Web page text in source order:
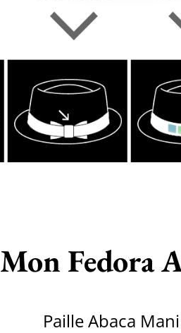
Mon Fedora
Paille Abaca